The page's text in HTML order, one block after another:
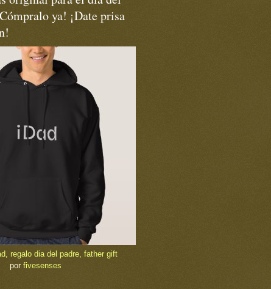
ya! ¡Date prisa
regalo dia del padre, father gift
por fivesenses